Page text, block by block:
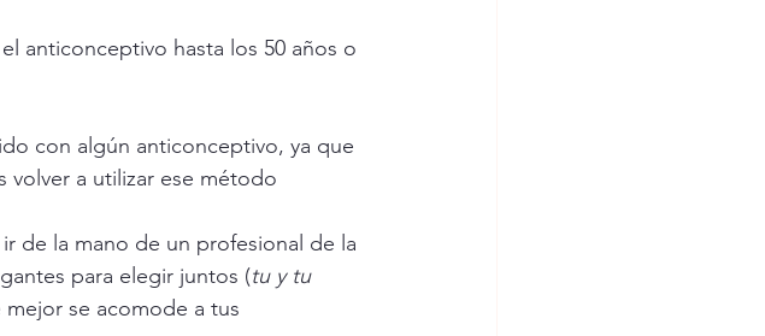
anticonceptivo hasta los 50 años o
con algún anticonceptivo, ya que
volver a utilizar ese método
de la mano de un profesional de la
para elegir juntos (tu y tu
se acomode a tus